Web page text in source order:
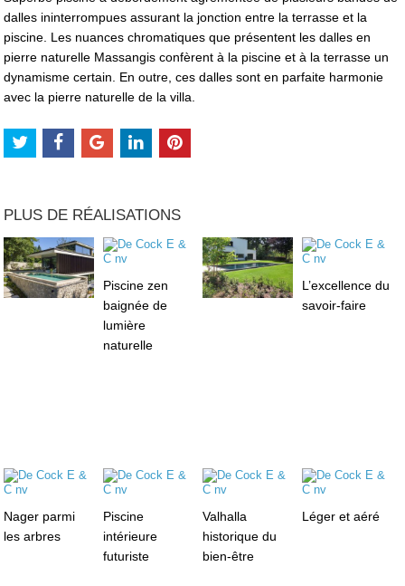
dalles ininterrompues assurant la jonction entre la terrasse et la
piscine. Les nuances chromatiques que présentent les dalles en
pierre naturelle Massangis confèrent à la piscine et à la terrasse un
dynamisme certain. En outre, ces dalles sont en parfaite harmonie
avec la pierre naturelle de la villa.
PLUS DE RÉALISATIONS
Piscine zen
baignée de
lumière
naturelle
L’excellence du
savoir-faire
Nager parmi
les arbres
Piscine
intérieure
futuriste
Valhalla
historique du
bien-être
Léger et aéré